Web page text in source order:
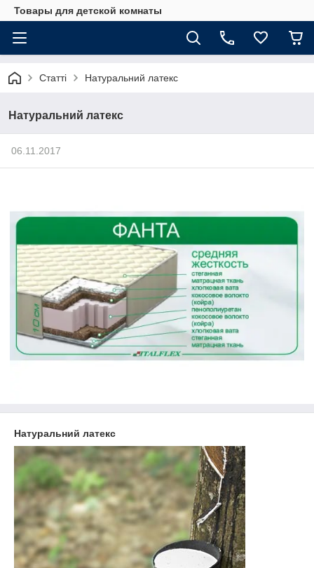
Товары для детской комнаты
Статті Натуральний латекс
Натуральний латекс
06.11.2017
Натуральний латекс